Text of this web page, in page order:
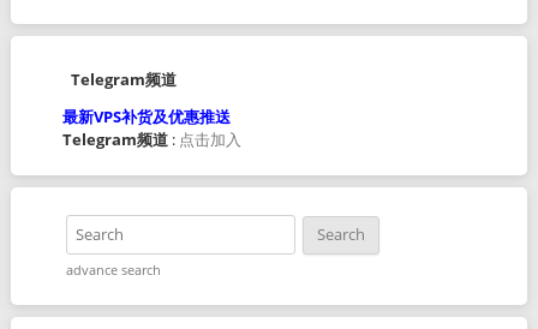
Telegram频道
最新VPS补货及优惠推送
Telegram频道: 点击加入
advance search